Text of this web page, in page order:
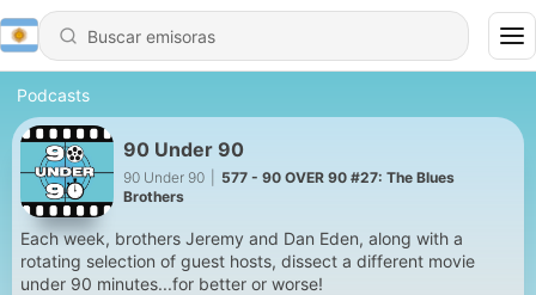
Podcasts
90 Under 90
90 Under 90
577 - 90 OVER 90 #27: The Blues
Brothers
Each week, brothers Jeremy and Dan Eden, along with a
rotating selection of guest hosts, dissect a different movie
under 90 minutes...for better or worse!